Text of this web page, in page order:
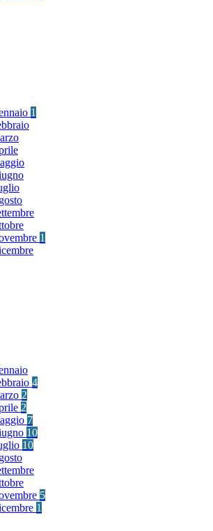
1
1
4
2
2
7
10
10
5
1